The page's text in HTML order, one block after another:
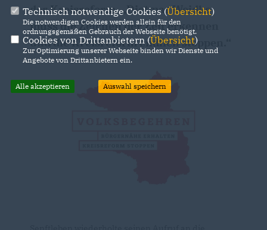
der Kreisreform. „Dietmar Woidke
muss die Zeichen der Zeit erkennen
und die Kreisreform endlich stoppen.“
Technisch notwendige Cookies (Übersicht)
Die notwendigen Cookies werden allein für den
ordnungsgemäßen Gebrauch der Webseite benötigt.
Cookies von Drittanbietern (Übersicht)
Zur Optimierung unserer Webseite binden wir Dienste und
Angebote von Drittanbietern ein.
Alle akzeptieren Auswahl speichern